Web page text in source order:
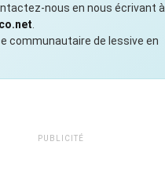
nous en nous écrivant à
communautaire de lessive en
PUBLICITÉ